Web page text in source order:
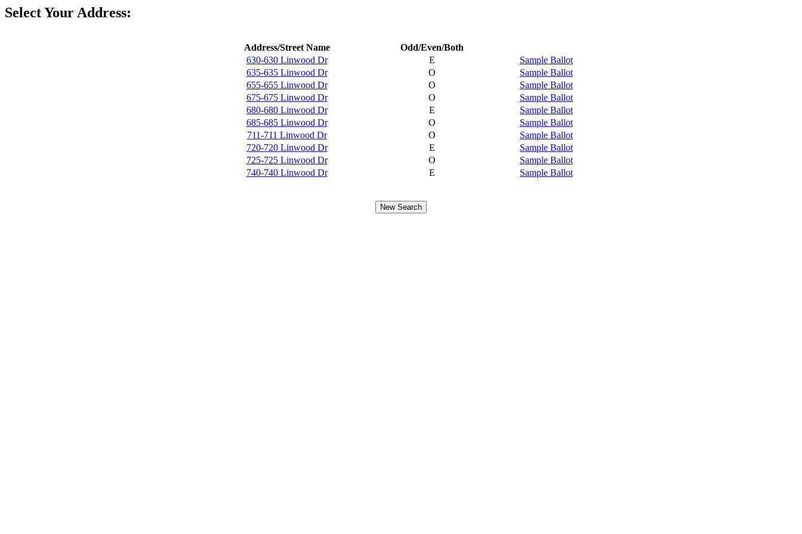
Select Your Address:
Address/Street Name
Odd/Even/Both
630-630 Linwood Dr
E
Sample Ballot
635-635 Linwood Dr
O
Sample Ballot
655-655 Linwood Dr
O
Sample Ballot
675-675 Linwood Dr
O
Sample Ballot
680-680 Linwood Dr
E
Sample Ballot
685-685 Linwood Dr
O
Sample Ballot
711-711 Linwood Dr
O
Sample Ballot
720-720 Linwood Dr
E
Sample Ballot
725-725 Linwood Dr
O
Sample Ballot
740-740 Linwood Dr
E Sample Ballot